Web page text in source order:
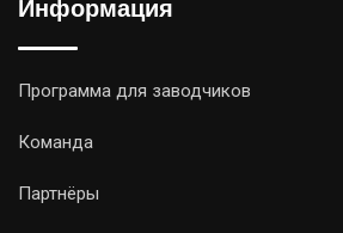
Информация
Программа для заводчиков
Команда
Партнёры